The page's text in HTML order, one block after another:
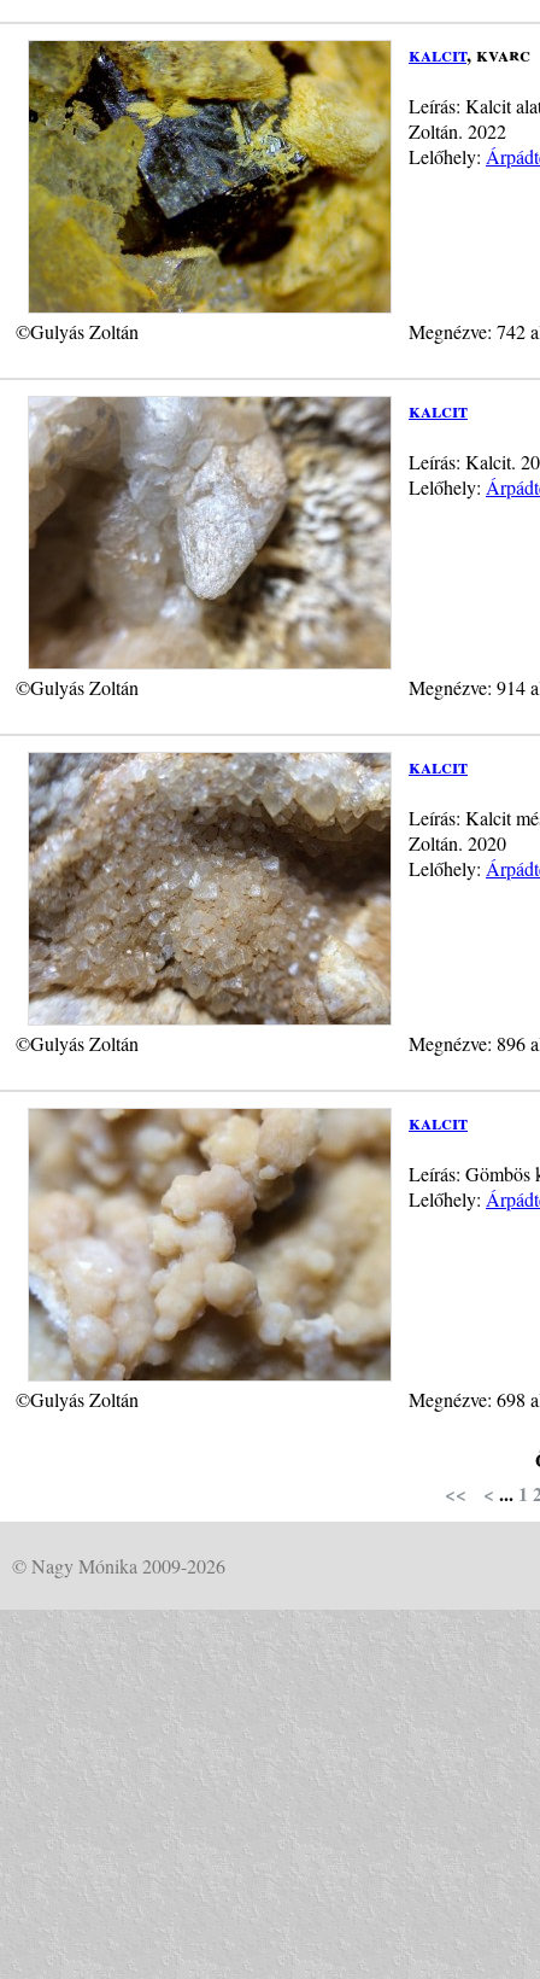
kalcit, kvarc
Leírás: Kalcit
Zoltán. 2022
Lelőhely:
©Gulyás Zoltán Megnézve: 742
kalcit
Leírás: Kalcit.
Lelőhely:
©Gulyás Zoltán Megnézve: 914
kalcit
Leírás: Kalcit
Zoltán. 2020
Lelőhely:
©Gulyás Zoltán Megnézve: 896
kalcit
Leírás: Gömbös
Lelőhely:
©Gulyás Zoltán Megnézve: 698
<<
< ... 1
© Nagy Mónika 2009-2026